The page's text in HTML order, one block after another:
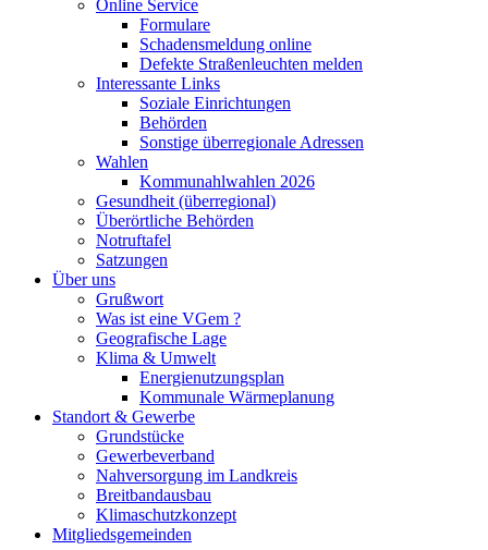
Online Service
Formulare
Schadensmeldung online
Defekte Straßenleuchten melden
Interessante Links
Soziale Einrichtungen
Behörden
Sonstige überregionale Adressen
Wahlen
Kommunahlwahlen 2026
Gesundheit (überregional)
Überörtliche Behörden
Notruftafel
Satzungen
Über uns
Grußwort
Was ist eine VGem ?
Geografische Lage
Klima & Umwelt
Energienutzungsplan
Kommunale Wärmeplanung
Standort & Gewerbe
Grundstücke
Gewerbeverband
Nahversorgung im Landkreis
Breitbandausbau
Klimaschutzkonzept
Mitgliedsgemeinden